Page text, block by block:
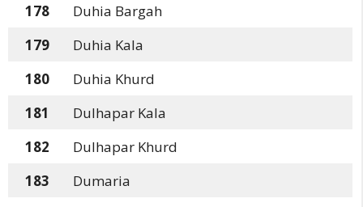
178
Duhia Bargah
179
Duhia Kala
180
Duhia Khurd
181
Dulhapar Kala
182
Dulhapar Khurd
183
Dumaria